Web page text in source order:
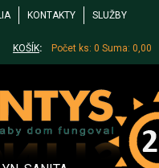
KONTAKTY SLUŽBY
KOŠÍK: Počet ks: 0 Suma: 0,00